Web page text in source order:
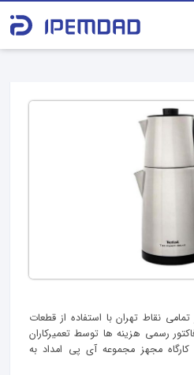
نقاط تهران با استفاده از قطعات
3 الی 12 ماه و فاکتور رسمی هزینه ها توسط تعمیرکاران
مجهز مجموعه آی پی امداد به